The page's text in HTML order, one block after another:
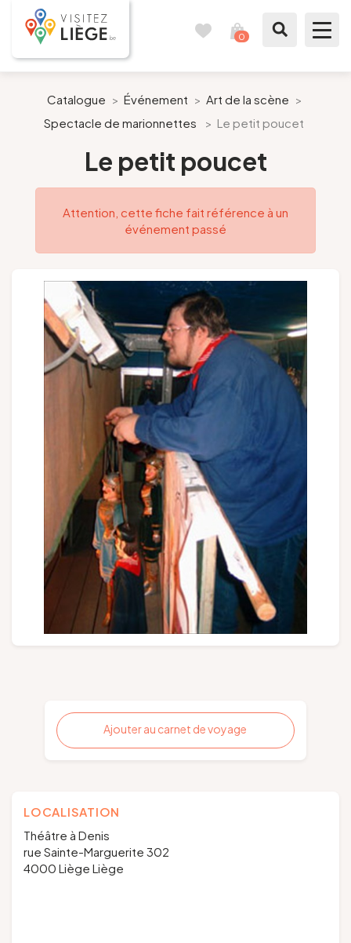
0
Comme un Liégeois
Préparer mon séjour
Nos suggestions
Pays de Liège
Agenda
Suivez-nous
Presse
Groupes et voyagistes
EN NL DE
Catalogue > Événement > Art de la scène >
Spectacle de marionnettes
> Le petit poucet
Le petit poucet
Attention, cette fiche fait référence à un
événement passé
Ajouter au carnet de voyage
LOCALISATION
Théâtre à Denis
rue Sainte-Marguerite 302
4000 Liège Liège